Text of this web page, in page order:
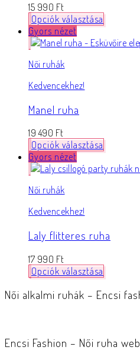
15 990 Ft
Opciók választása
Gyors nézet
Női ruhák
Kedvencekhez!
Manel ruha
19 490 Ft
Opciók választása
Gyors nézet
Női ruhák
Kedvencekhez!
Laly flitteres ruha
17 990 Ft
Opciók választása
Női alkalmi ruhák – Encsi
Encsi Fashion – Női ruha